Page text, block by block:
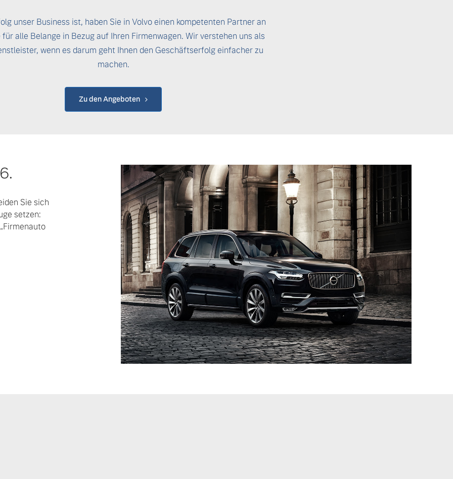
unser Business ist, haben Sie in Volvo einen kompetenten Partner an
für alle Belange in Bezug auf Ihren Firmenwagen. Wir verstehen uns als
wenn es darum geht Ihnen den Geschäftserfolg einfacher zu
machen.
Zu den Angeboten
Sie sich
setzen: